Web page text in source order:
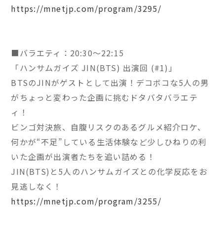
https://mnetjp.com/program/3295/
■バラエティ：20:30～22:15
「ハンサムガイズ JIN(BTS) 出演回 (#1)」
BTSのJINがゲストとして出演！デコボコな5人の男
がちょっと変わった企画に挑むドタバタバラエテ
ィ！
ビンゴ対決旅、自腹リスクのあるグルメ紹介ロケ、
何かが“不足”している生活体験など少しひねりの利
いた企画が出演者たちを追い詰める！
JIN(BTS)と5人のハンサムガイズとの化学反応をお
見逃しなく！
https://mnetjp.com/program/3255/